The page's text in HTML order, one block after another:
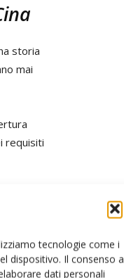
tecnologie come i
dispositivo. Il consenso a
dati personali
storia
mai
requisiti